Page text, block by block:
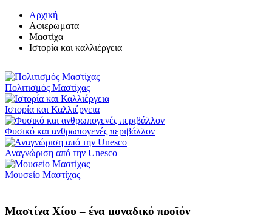
Αρχική
Αφιερωματα
Μαστίχα
Ιστορία και καλλιέργεια
Πολιτισμός Μαστίχας
Ιστορία και Καλλιέργεια
Φυσικό και ανθρωπογενές περιβάλλον
Αναγνώριση από την Unesco
Μουσείο Μαστίχας
Μαστίχα Χίου – ένα μοναδικό προϊόν